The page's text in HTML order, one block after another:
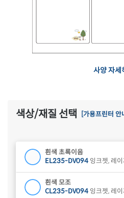
사양 자세
색상/재질 선택 [가용프린터 안
흰색 초록이음
EL235-DV094 잉크젯, 레
흰색 모조
CL235-DV094 잉크젯, 레